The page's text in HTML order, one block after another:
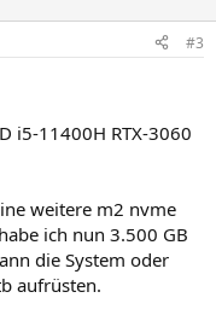
#3
i5-11400H RTX-3060
weitere m2 nvme
ich nun 3.500 GB
die System oder
aufrüsten.